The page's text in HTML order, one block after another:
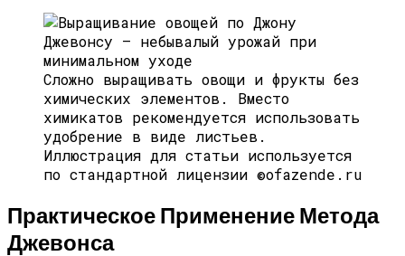
Сложно выращивать овощи и фрукты без
химических элементов. Вместо
химикатов рекомендуется использовать
удобрение в виде листьев.
Иллюстрация для статьи используется
по стандартной лицензии ©ofazende.ru
Практическое Применение Метода
Джевонса